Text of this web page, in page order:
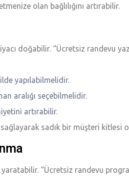
olan bağlılığını artırabilir.
doğabilir. “Ücretsiz randevu
yapılabilmelidir.
aralığı seçebilmelidir.
artırabilir.
sadık bir müşteri kitlesi
“Ücretsiz randevu